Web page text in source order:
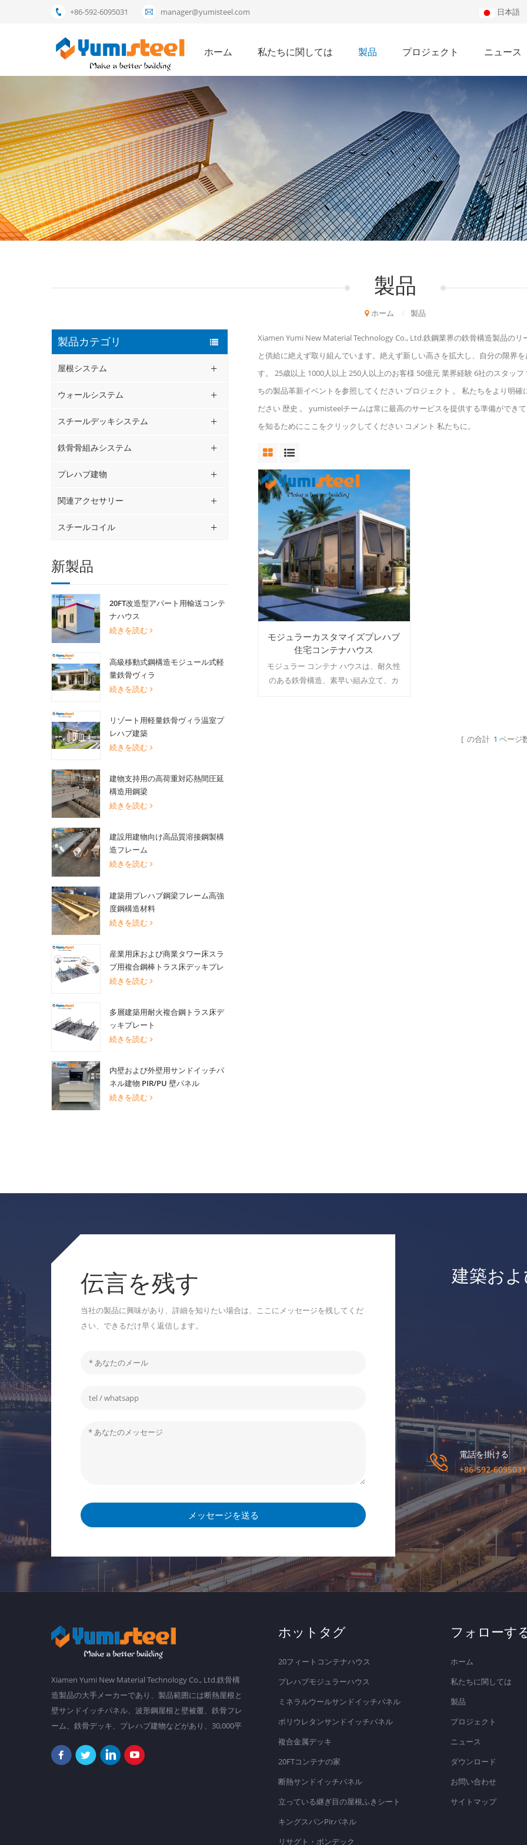
+86-592-6095031 manager@yumisteel.com 日本語
ホーム 私たちに関しては 製品 プロジェクト ニュース
製品
ホーム / 製品
製品カテゴリ
屋根システム
ウォールシステム
スチールデッキシステム
鉄骨骨組みシステム
プレハブ建物
関連アクセサリー
スチールコイル
新製品
20FT改造型アパート用輸送コンテ
ナハウス
続きを読む
高級移動式鋼構造モジュール式軽
量鉄骨ヴィラ
続きを読む
リゾート用軽量鉄骨ヴィラ温室プ
レハブ建築
続きを読む
建物支持用の高荷重対応熱間圧延
構造用鋼梁
続きを読む
建設用建物向け高品質溶接鋼製構
造フレーム
続きを読む
建築用プレハブ鋼梁フレーム高強
度鋼構造材料
続きを読む
産業用床および商業タワー床スラ
ブ用複合鋼棒トラス床デッキプレ
ート
続きを読む
多層建築用耐火複合鋼トラス床デ
ッキプレート
続きを読む
内壁および外壁用サンドイッチパ
ネル建物 PIR/PU 壁パネル
続きを読む
Xiamen Yumi New Material Technology Co., Ltd.鉄鋼業界の鉄骨構造製品の
と供給に絶えず取り組んでいます。絶えず新しい高さを拡大し、自分の限界
す。 25歳以上 1000人以上 250人以上のお客様 50億元 業界経験 6社のスタッ
ちの製品革新イベントを参照してください プロジェクト 。 私たちをより明
ださい 歴史 。 yumisteelチームは常に最高のサービスを提供する準備ができ
を知るためにここをクリックしてください コメント 私たちに。
モジュラーカスタマイズプレハブ
住宅コンテナハウス
モジュラー コンテナ ハウスは、耐久性
のある鉄骨構造、素早い組み立て、カ
[ の合計 1 ページ
伝言を残す
当社の製品に興味があり、詳細を知りたい場合は、ここにメッセージを残してくだ
さい、できるだけ早く返信します。
メッセージを送る
建築お
電話を掛ける
+86-592-6095031
Xiamen Yumi New Material Technology Co., Ltd.鉄骨構
造製品の大手メーカーであり、製品範囲には断熱屋根と
壁サンドイッチパネル、波形鋼屋根と壁被覆、鉄骨フレ
ーム、鉄骨デッキ、プレハブ建物などがあり、30,000平
フ。 私たちの目標は、勤勉さと知恵でより良い世界を
ホットタグ
20フィートコンテナハウス
プレハブモジュラーハウス
ミネラルウールサンドイッチパネル
ポリウレタンサンドイッチパネル
複合金属デッキ
20FTコンテナの家
断熱サンドイッチパネル
立っている継ぎ目の屋根ふきシート
キングスパンPirパネル
リサグト・ボンデック
フォローす
ホーム
私たちに関しては
製品
プロジェクト
ニュース
ダウンロード
お問い合わせ
サイトマップ